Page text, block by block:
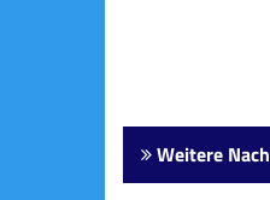
Weitere